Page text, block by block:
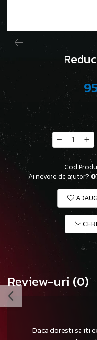
Cod
Ai nevoie de ajutor?
Review-uri (0)
Daca doresti sa iti